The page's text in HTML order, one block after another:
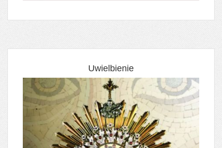
Uwielbienie